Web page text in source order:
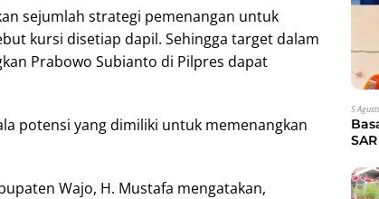
sejumlah strategi pemenangan untuk
kursi disetiap dapil. Sehingga target dalam
Prabowo Subianto di Pilpres dapat
potensi yang dimiliki untuk memenangkan
Wajo, H. Mustafa mengatakan,
5